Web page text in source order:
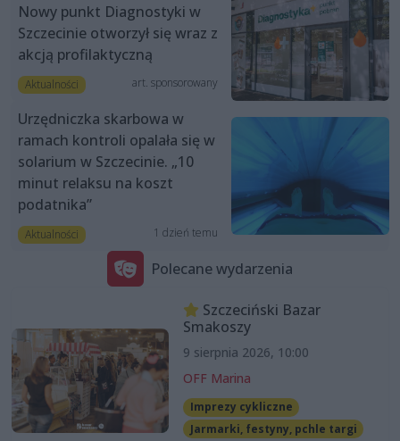
Nowy punkt Diagnostyki w
Szczecinie otworzył się wraz z
akcją profilaktyczną
Aktualności art. sponsorowany
Urzędniczka skarbowa w
ramach kontroli opalała się w
solarium w Szczecinie. „10
minut relaksu na koszt
podatnika”
Aktualności 1 dzień temu
Polecane wydarzenia
Szczeciński Bazar
Smakoszy
9 sierpnia 2026, 10:00
OFF Marina
Imprezy cykliczne
Jarmarki, festyny, pchle targi